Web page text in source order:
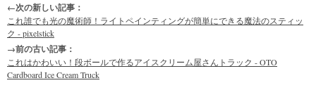
←次の新しい記事：
これ誰でも光の魔術師！ライトペインティングが簡単にできる魔法のスティッ
ク - pixelstick
→前の古い記事：
これはかわいい！段ボールで作るアイスクリーム屋さんトラック - OTO
Cardboard Ice Cream Truck